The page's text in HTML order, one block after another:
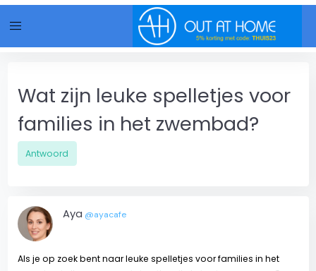
menu
Wat zijn leuke spelletjes voor
families in het zwembad?
Antwoord
Aya @ayacafe
Als je op zoek bent naar leuke spelletjes voor families in het